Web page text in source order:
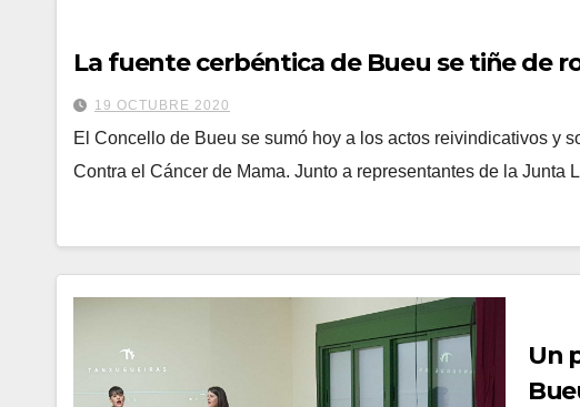
La fuente cerbéntica de Bueu se tiñe de
19 OCTUBRE 2020
El Concello de Bueu se sumó hoy a los actos reivindicativos y
Contra el Cáncer de Mama. Junto a representantes de la Junta
Un